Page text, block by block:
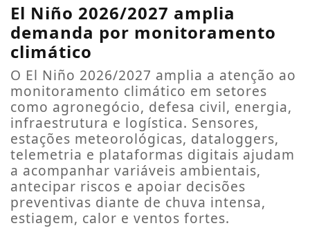
El Niño 2026/2027 amplia
demanda por monitoramento
climático
O El Niño 2026/2027 amplia a atenção ao
monitoramento climático em setores
como agronegócio, defesa civil, energia,
infraestrutura e logística. Sensores,
estações meteorológicas, dataloggers,
telemetria e plataformas digitais ajudam
a acompanhar variáveis ambientais,
antecipar riscos e apoiar decisões
preventivas diante de chuva intensa,
estiagem, calor e ventos fortes.